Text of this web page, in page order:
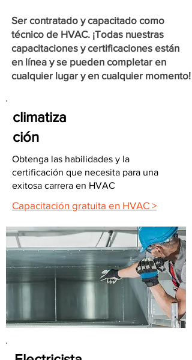
Ser contratado y capacitado como
técnico de HVAC. ¡Todas nuestras
capacitaciones y certificaciones están
en línea y se pueden completar en
cualquier lugar y en cualquier momento!
climatiza
ción
Obtenga las habilidades y la
certificación que necesita para una
exitosa carrera en HVAC
Capacitación gratuita en HVAC >